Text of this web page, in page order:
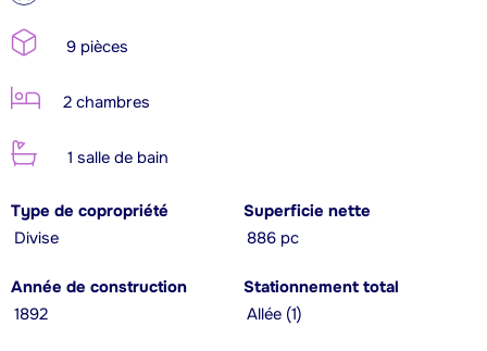
9 pièces
2 chambres
1 salle de bain
Type de copropriété
Divise
Superficie nette
886 pc
Année de construction
1892
Stationnement total
Allée (1)